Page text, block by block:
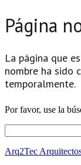
Página
La página que
nombre ha sido
temporalmente.
Por favor, use la
Arq2Tec